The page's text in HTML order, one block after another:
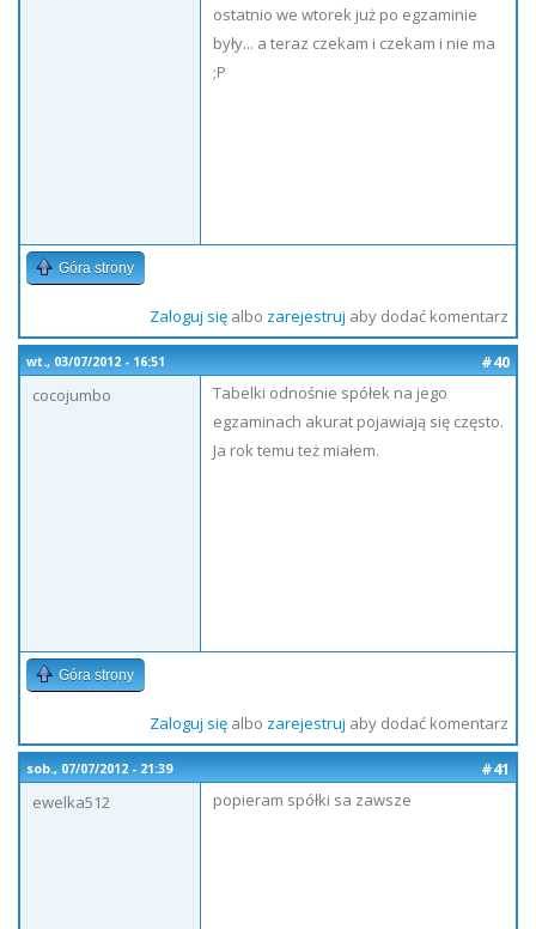
ostatnio we wtorek już po egzaminie
były... a teraz czekam i czekam i nie ma
;P
Góra strony
Zaloguj sięalbo zarejestruj aby dodać komentarz
wt., 03/07/2012 - 16:51
#40
cocojumbo
Tabelki odnośnie spółek na jego
egzaminach akurat pojawiają się często.
Ja rok temu też miałem.
Góra strony
Zaloguj sięalbo zarejestruj aby dodać komentarz
sob., 07/07/2012 - 21:39
#41
ewelka512
popieram spółki sa zawsze